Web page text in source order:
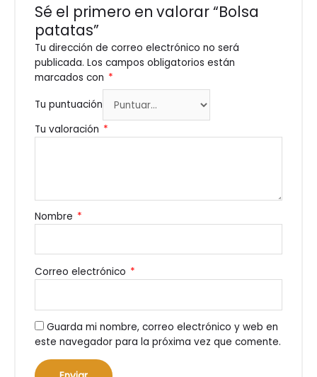
Sé el primero en valorar “Bolsa
patatas”
Tu dirección de correo electrónico no será
publicada. Los campos obligatorios están
marcados con *
Tu puntuación
Tu valoración *
Nombre *
Correo electrónico *
Guarda mi nombre, correo electrónico y web en
este navegador para la próxima vez que comente.